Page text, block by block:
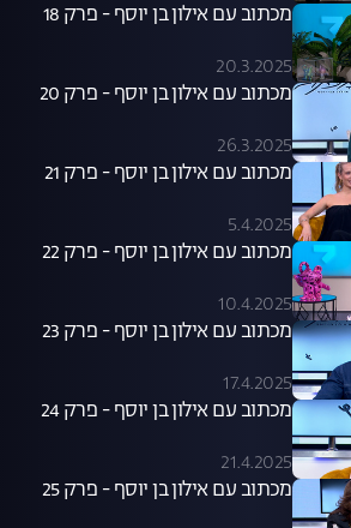
מכתוב עם אילון בן יוסף - פרק 18
20.3.2025
מכתוב עם אילון בן יוסף - פרק 20
26.3.2025
מכתוב עם אילון בן יוסף - פרק 21
5.4.2025
מכתוב עם אילון בן יוסף - פרק 22
10.4.2025
מכתוב עם אילון בן יוסף - פרק 23
17.4.2025
מכתוב עם אילון בן יוסף - פרק 24
21.4.2025
מכתוב עם אילון בן יוסף - פרק 25